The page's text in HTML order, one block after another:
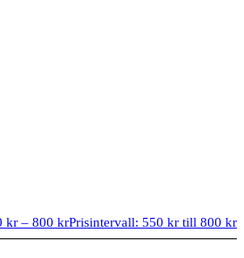
kr – 800 krPrisintervall: 550 kr till 800 kr